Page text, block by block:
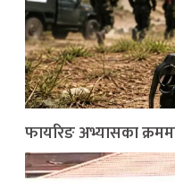
फायरिङ अभ्यासका